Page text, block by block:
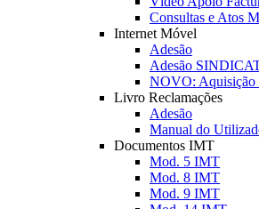
Consultas e Atos
Internet Móvel
Adesão
Adesão
NOVO: Aquisição
Livro Reclamações
Adesão
Manual do
Documentos IMT
Mod. 5 IMT
Mod. 8 IMT
Mod. 9 IMT